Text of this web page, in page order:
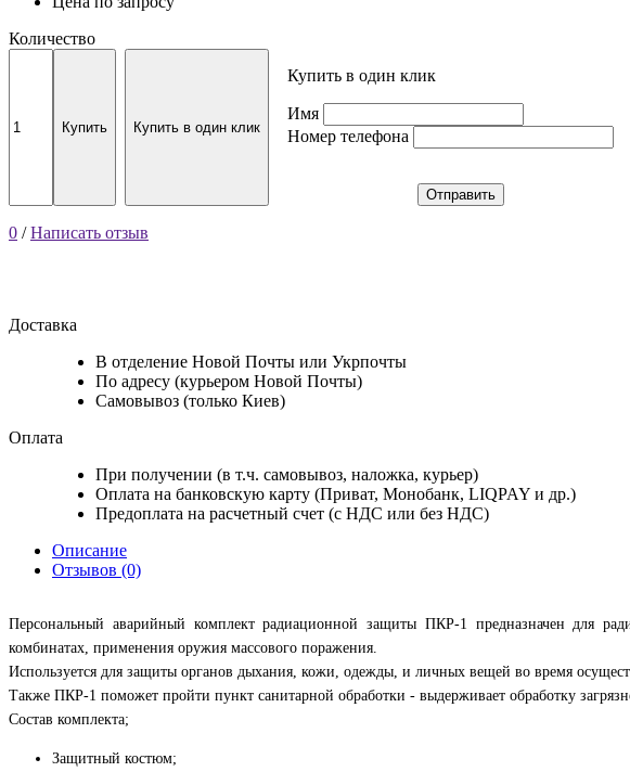
Количество
Купить Купить в один клик
Купить в один клик
Имя
Номер телефона
Отправить
0 /Написать отзыв
Доставка
В отделение Новой Почты или Укрпочты
По адресу (курьером Новой Почты)
Самовывоз (только Киев)
Оплата
При получении (в т.ч. самовывоз, наложка, курьер)
Оплата на банковскую карту (Приват, Монобанк, LIQPAY и др.)
Предоплата на расчетный счет (с НДС или без НДС)
Описание
Отзывов (0)
Персональный аварийный комплект радиационной защиты ПКР-1 предназначен для
комбинатах, применения оружия массового поражения.
Используется для защиты органов дыхания, кожи, одежды, и личных вещей во время
Также ПКР-1 поможет пройти пункт санитарной обработки - выдерживает обработку
Состав комплекта;
Защитный костюм;